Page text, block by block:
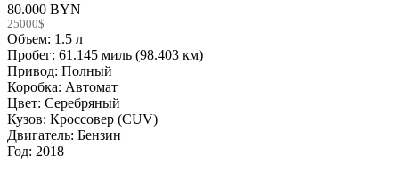
80.000 BYN
25000$
Объем: 1.5 л
Пробег: 61.145 миль (98.403 км)
Привод: Полный
Коробка: Автомат
Цвет: Серебряный
Кузов: Кроссовер (CUV)
Двигатель: Бензин
Год: 2018